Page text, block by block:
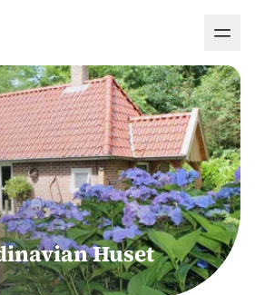
Huset